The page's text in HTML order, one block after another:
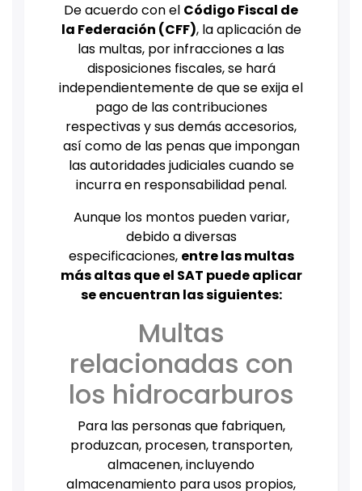
De acuerdo con el Código Fiscal de
la Federación (CFF), la aplicación de
las multas, por infracciones a las
disposiciones fiscales, se hará
independientemente de que se exija el
pago de las contribuciones
respectivas y sus demás accesorios,
así como de las penas que impongan
las autoridades judiciales cuando se
incurra en responsabilidad penal.
Aunque los montos pueden variar,
debido a diversas
especificaciones, entre las multas
más altas que el SAT puede aplicar
se encuentran las siguientes:
Multas
relacionadas con
los hidrocarburos
Para las personas que fabriquen,
produzcan, procesen, transporten,
almacenen, incluyendo
almacenamiento para usos propios,